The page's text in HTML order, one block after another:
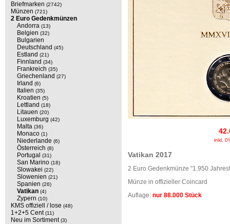
Briefmarken (2742)
Münzen (721)
2 Euro Gedenkmünzen
Andorra (13)
Belgien (32)
Bulgarien
Deutschland (45)
Estland (21)
Finnland (34)
Frankreich (35)
Griechenland (27)
Irland (6)
Italien (35)
Kroatien (5)
Lettland (18)
Litauen (20)
Luxemburg (42)
Malta (36)
Monaco (1)
Niederlande (6)
Österreich (8)
Portugal (31)
San Marino (18)
Slowakei (22)
Slowenien (21)
Spanien (26)
Vatikan (4)
Zypern (10)
KMS offiziell / lose (48)
1+2+5 Cent (11)
Neu im Sortiment (3)
inkl.
Vatikan 2017
2 Euro Gedenkmünze "1.950
Münze in offizieller Coincard
Auflage: nur 88.000 Stück